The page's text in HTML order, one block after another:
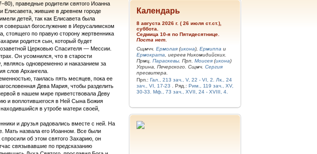
Календарь
8 августа 2026 г. ( 26 июля ст.ст.),
суббота.
Седмица 10-я по Пятидесятнице.
Поста нет.
Сщмчч. Ермолая (икона), Ермиппа и
Ермократа , иереев Никомидийских.
Прмц. Параскевы . Прп. Моисея (икона)
Угрина, Печерского. Сщмч. Сергия
пресвитера.
Прп.: Гал., 213 зач., V, 22 - VI, 2.
Лк., 24
зач., VI, 17-23
. Ряд.: Рим., 119 зач., XV,
30-33.
Мф., 73 зач., XVII, 24 - XVIII, 4.
праведные родители святого Иоанна
Елисавета, жившие в древнем городе
детей, так как Елисавета была
совершал богослужение в Иерусалимском
стоящего по правую сторону жертвенника
родится сын, который будет
Церковью Спасителя — Мессии.
Он усомнился, что в старости
одновременно и наказанием за
слов Архангела.
таилась пять месяцев, пока ее
Дева Мария, чтобы разделить
в нашем мире приветствовала Деву
и воплотившегося в Ней Сына Божия
в утробе матери своей,
и друзья радовались вместе с ней. На
Мать назвала его Иоанном. Все были
об этом святого Захарию, он
связывавшие по предсказанию